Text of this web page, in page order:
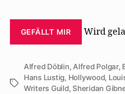
GEFÄLLT MIR Wird
Schlagwörter
Alfred Döblin,Alfred Polgar,
Hans Lustig, Hollywood,
Writers Guild, Sheridan